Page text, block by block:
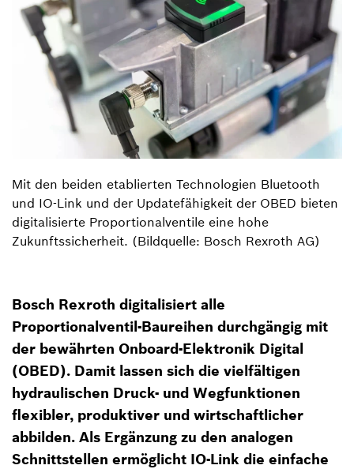
Mit den beiden etablierten Technologien Bluetooth
und IO-Link und der Updatefähigkeit der OBED bieten
digitalisierte Proportionalventile eine hohe
Zukunftssicherheit. (Bildquelle: Bosch Rexroth AG)
Bosch Rexroth digitalisiert alle
Proportionalventil-Baureihen durchgängig mit
der bewährten Onboard-Elektronik Digital
(OBED). Damit lassen sich die vielfältigen
hydraulischen Druck- und Wegfunktionen
flexibler, produktiver und wirtschaftlicher
abbilden. Als Ergänzung zu den analogen
Schnittstellen ermöglicht IO-Link die einfache